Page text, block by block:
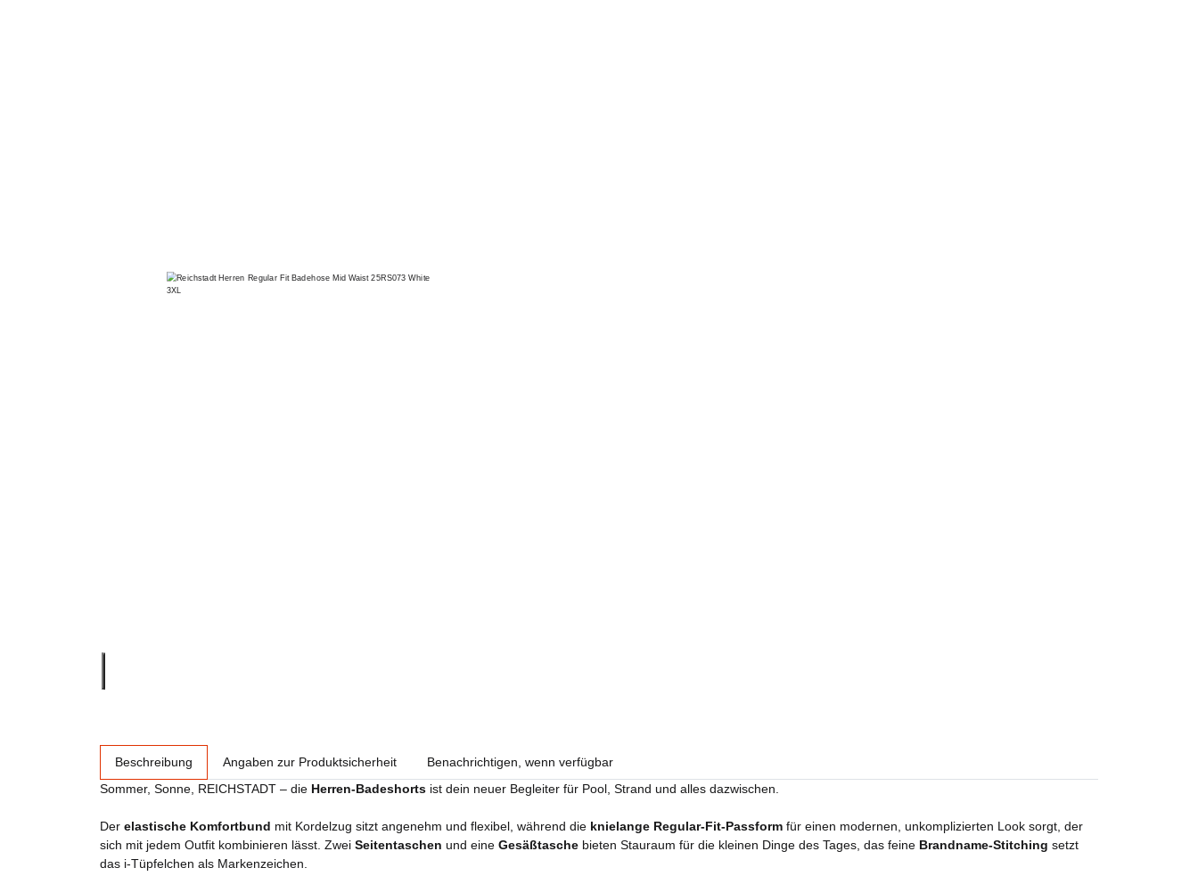
Beschreibung Angaben zur Produktsicherheit
Benachrichtigen, wenn verfügbar
Sommer, Sonne, REICHSTADT – die Herren-Badeshorts ist dein neuer Begleiter für Pool, Strand und alles dazwischen.
Der elastische Komfortbund mit Kordelzug sitzt angenehm und flexibel, während die knielange Regular-Fit-Passform für einen modernen, unkomplizierten Look sorgt, der
sich mit jedem Outfit kombinieren lässt. Zwei Seitentaschen und eine Gesäßtasche bieten Stauraum für die kleinen Dinge des Tages, das feine Brandname-Stitching setzt
das i-Tüpfelchen als Markenzeichen.